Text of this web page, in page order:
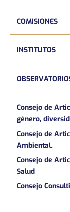
COMISIONES
INSTITUTOS
Consejo de
género,
Consejo de
AmbientaL
Consejo de
Salud
Consejo